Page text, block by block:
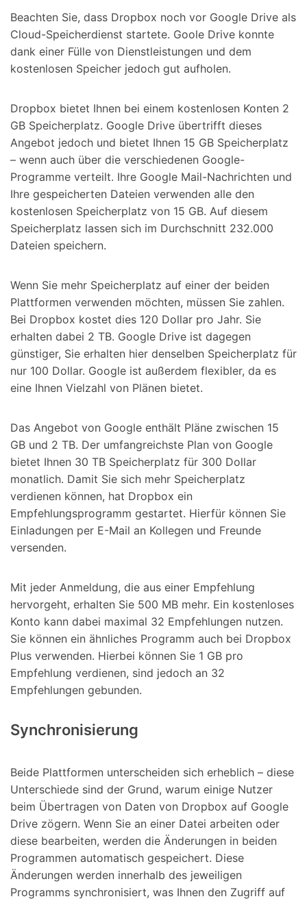
Beachten Sie, dass Dropbox noch vor Google Drive als
Cloud-Speicherdienst startete. Goole Drive konnte
dank einer Fülle von Dienstleistungen und dem
kostenlosen Speicher jedoch gut aufholen.
Dropbox bietet Ihnen bei einem kostenlosen Konten 2
GB Speicherplatz. Google Drive übertrifft dieses
Angebot jedoch und bietet Ihnen 15 GB Speicherplatz
– wenn auch über die verschiedenen Google-
Programme verteilt. Ihre Google Mail-Nachrichten und
Ihre gespeicherten Dateien verwenden alle den
kostenlosen Speicherplatz von 15 GB. Auf diesem
Speicherplatz lassen sich im Durchschnitt 232.000
Dateien speichern.
Wenn Sie mehr Speicherplatz auf einer der beiden
Plattformen verwenden möchten, müssen Sie zahlen.
Bei Dropbox kostet dies 120 Dollar pro Jahr. Sie
erhalten dabei 2 TB. Google Drive ist dagegen
günstiger, Sie erhalten hier denselben Speicherplatz für
nur 100 Dollar. Google ist außerdem flexibler, da es
eine Ihnen Vielzahl von Plänen bietet.
Das Angebot von Google enthält Pläne zwischen 15
GB und 2 TB. Der umfangreichste Plan von Google
bietet Ihnen 30 TB Speicherplatz für 300 Dollar
monatlich. Damit Sie sich mehr Speicherplatz
verdienen können, hat Dropbox ein
Empfehlungsprogramm gestartet. Hierfür können Sie
Einladungen per E-Mail an Kollegen und Freunde
versenden.
Mit jeder Anmeldung, die aus einer Empfehlung
hervorgeht, erhalten Sie 500 MB mehr. Ein kostenloses
Konto kann dabei maximal 32 Empfehlungen nutzen.
Sie können ein ähnliches Programm auch bei Dropbox
Plus verwenden. Hierbei können Sie 1 GB pro
Empfehlung verdienen, sind jedoch an 32
Empfehlungen gebunden.
Synchronisierung
Beide Plattformen unterscheiden sich erheblich – diese
Unterschiede sind der Grund, warum einige Nutzer
beim Übertragen von Daten von Dropbox auf Google
Drive zögern. Wenn Sie an einer Datei arbeiten oder
diese bearbeiten, werden die Änderungen in beiden
Programmen automatisch gespeichert. Diese
Änderungen werden innerhalb des jeweiligen
Programms synchronisiert, was Ihnen den Zugriff auf